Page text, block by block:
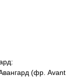
(фр. Avant